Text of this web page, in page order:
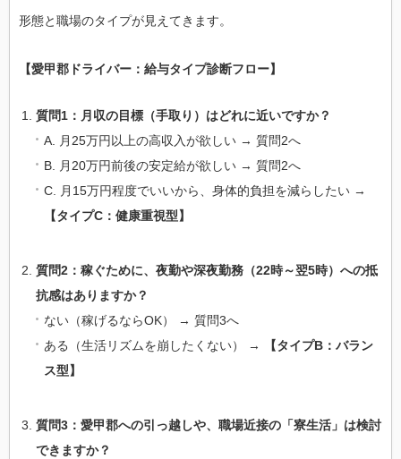
形態と職場のタイプが見えてきます。
【愛甲郡ドライバー：給与タイプ診断フロー】
質問1：月収の目標（手取り）はどれに近いですか？
A. 月25万円以上の高収入が欲しい → 質問2へ
B. 月20万円前後の安定給が欲しい → 質問2へ
C. 月15万円程度でいいから、身体的負担を減らしたい →
【タイプC：健康重視型】
質問2：稼ぐために、夜勤や深夜勤務（22時～翌5時）への抵
抗感はありますか？
ない（稼げるならOK） → 質問3へ
ある（生活リズムを崩したくない） →
【タイプB：バラン
ス型】
質問3：愛甲郡への引っ越しや、職場近接の「寮生活」は検討
できますか？